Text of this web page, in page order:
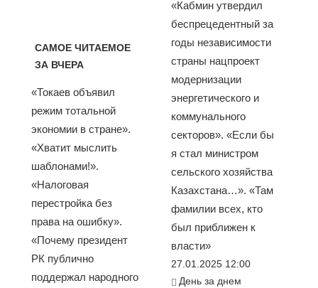
САМОЕ ЧИТАЕМОЕ
ЗА ВЧЕРА
«Токаев объявил
режим тотальной
экономии в стране».
«Хватит мыслить
шаблонами!».
«Налоговая
перестройка без
права на ошибку».
«Почему президент
РК публично
поддержал народного
«Кабмин утвердил
беспрецедентный за
годы независимости
страны нацпроект
модернизации
энергетического и
коммунального
секторов». «Если бы
я стал министром
сельского хозяйства
Казахстана…». «Там
фамилии всех, кто
был приближен к
власти»
27.01.2025 12:00
День за днем